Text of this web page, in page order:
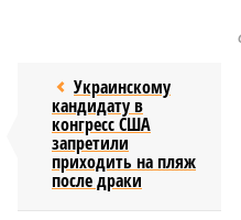
Украинскому
кандидату в
конгресс США
запретили
приходить на пляж
после драки